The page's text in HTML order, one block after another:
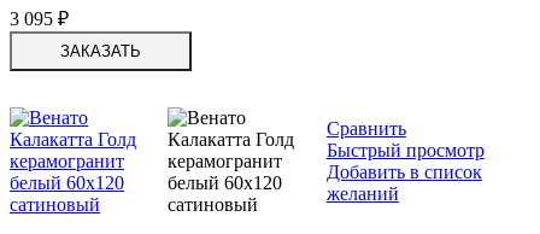
3 095 ₽
ЗАКАЗАТЬ
Сравнить
Быстрый просмотр
Добавить в список
желаний